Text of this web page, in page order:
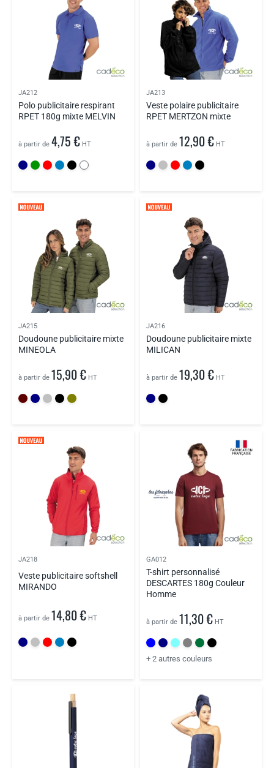
JA212
Polo publicitaire respirant
RPET 180g mixte MELVIN
à partir de 4,75 € HT
JA213
Veste polaire publicitaire
RPET MERTZON mixte
à partir de 12,90 € HT
JA215
Doudoune publicitaire mixte
MINEOLA
à partir de 15,90 € HT
JA216
Doudoune publicitaire mixte
MILICAN
à partir de 19,30 € HT
JA218
Veste publicitaire softshell
MIRANDO
à partir de 14,80 € HT
GA012
T-shirt personnalisé
DESCARTES 180g Couleur
Homme
à partir de 11,30 € HT
+ 2 autres couleurs